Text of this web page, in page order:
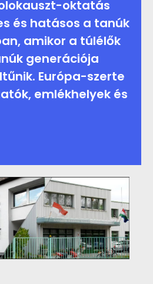
oktatás
és hatásos a tanúk
amikor a túlélők
generációja
Európa-szerte
emlékhelyek és